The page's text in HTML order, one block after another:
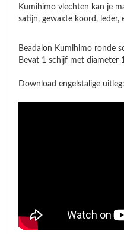
Kumihimo vlechten kan je
satijn, gewaxte koord, leder,
Beadalon Kumihimo ronde
Bevat 1 schijf met diameter
Download engelstalige uitleg: